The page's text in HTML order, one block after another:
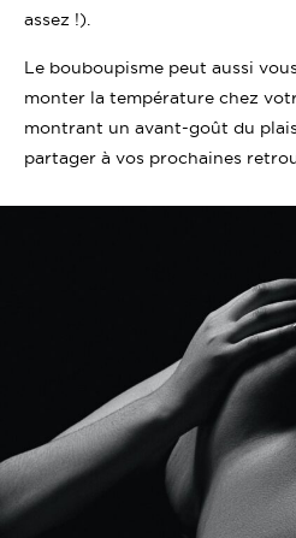
assez !).
Le bouboupisme peut aussi
monter la température chez
montrant un avant-goût du
partager à vos prochaines